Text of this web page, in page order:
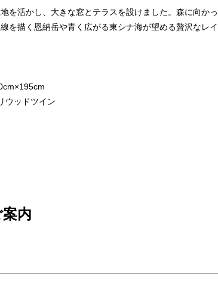
を活かし、大きな窓とテラスを設けました。森に向か
を描く恩納岳や青く広がる東シナ海が望める贅沢なレイ
ウッドツイン
内